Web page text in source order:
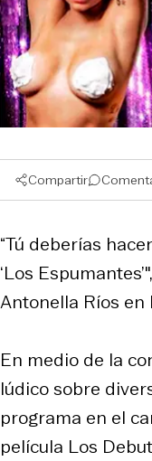
Compartir
“Tú deberías
‘Los
Antonella Ríos en
En medio de la
lúdico sobre
programa en el
película Los